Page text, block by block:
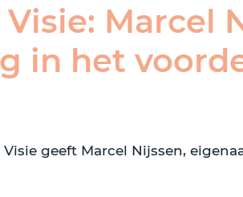
Visie: Marcel
in het
Visie geeft Marcel Nijssen,